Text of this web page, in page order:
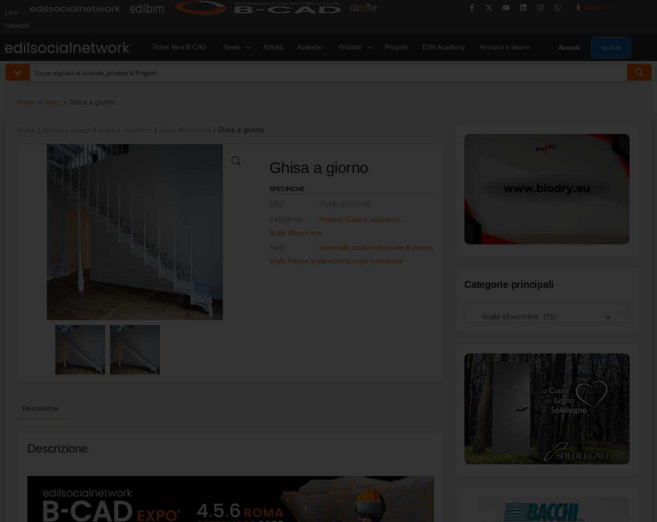
Live
Network
Italiano
Ticket fiera B-CAD News Attività Aziende Prodotti Progetti ESN Academy Annunci e lavoro Accedi Iscriviti
Home » Shop » Ghisa a giorno
/ / / / Ghisa a giorno
Ghisa a giorno
SPECIFICHE
Finiture Scale e ascensori
Scale Monotrave
areascale scala scale scale a giorno
scale firenze scale interne scale monotrave
Descrizione
Descrizione
Categorie principali
×
Scale Monotrave (15)